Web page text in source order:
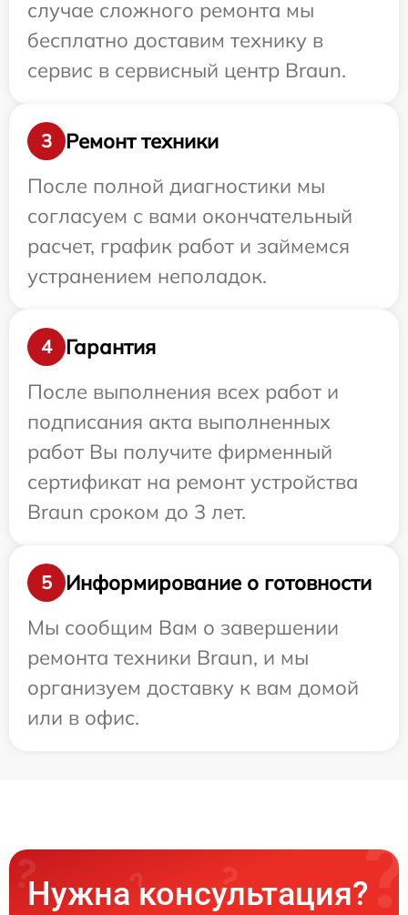
случае сложного ремонта мы
бесплатно доставим технику в
сервис в сервисный центр Braun.
3
Ремонт техники
После полной диагностики мы
согласуем с вами окончательный
расчет, график работ и займемся
устранением неполадок.
4
Гарантия
После выполнения всех работ и
подписания акта выполненных
работ Вы получите фирменный
сертификат на ремонт устройства
Braun сроком до 3 лет.
5
Информирование о готовности
Мы сообщим Вам о завершении
ремонта техники Braun, и мы
организуем доставку к вам домой
или в офис.
Нужна консультация?